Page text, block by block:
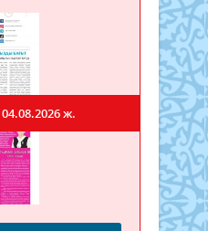
04.08.2026 ж.